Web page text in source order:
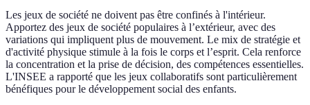
Les jeux de société ne doivent pas être confinés à l'intérieur.
Apportez des jeux de société populaires à l’extérieur, avec des
variations qui impliquent plus de mouvement. Le mix de stratégie et
d'activité physique stimule à la fois le corps et l’esprit. Cela renforce
la concentration et la prise de décision, des compétences essentielles.
L'INSEE a rapporté que les jeux collaboratifs sont particulièrement
bénéfiques pour le développement social des enfants.